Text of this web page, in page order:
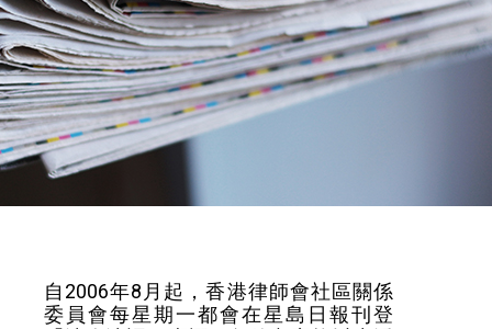
自2006年8月起，香港律師會社區關係
委員會每星期一都會在星島日報刊登